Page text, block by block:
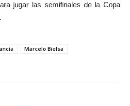
jugar las semifinales de la Copa
Marcelo Bielsa